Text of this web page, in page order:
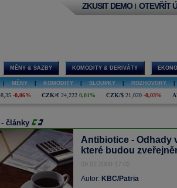
ZKUSIT DEMO | OTEVŘÍT
MĚNY & SAZBY KOMODITY & DERIVÁTY
MĚNY KOMODITY SLOUPKY ROZHOVORY
-0,06% CZK/€ 24,222 0,01% CZK/$ 21,020 -0,03%
- články
Antibiotice - Odhady
které budou
09.02.2009 17:02
Autor: KBC/Patria